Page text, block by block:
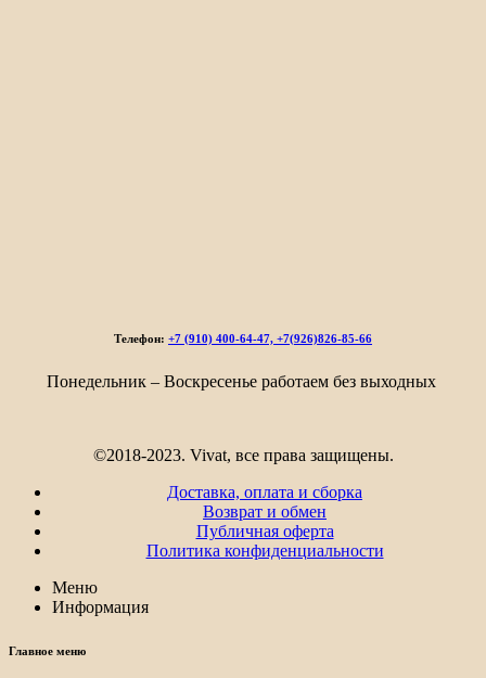
Телефон: +7 (910) 400-64-47, +7(926)826-85-66
Понедельник – Воскресенье работаем без выходных
©2018-2023. Vivat, все права защищены.
Доставка, оплата и сборка
Возврат и обмен
Публичная оферта
Политика конфиденциальности
Меню
Информация
Главное меню